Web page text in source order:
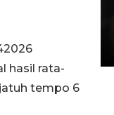
hasil rata-
tempo 6
SIM Baru